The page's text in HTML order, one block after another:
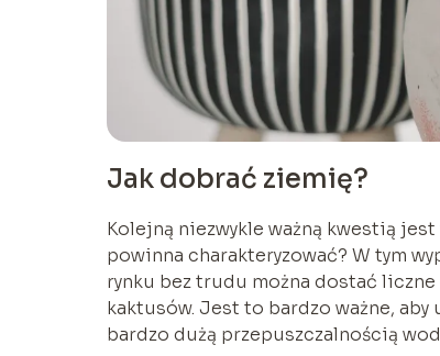
Jak dobrać ziemię?
Kolejną niezwykle ważną kwestią
powinna charakteryzować? W tym
rynku bez trudu można dostać
kaktusów. Jest to bardzo ważne,
bardzo dużą przepuszczalnością